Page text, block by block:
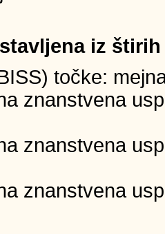
iz
točke:
znanstvena
znanstvena
znanstvena